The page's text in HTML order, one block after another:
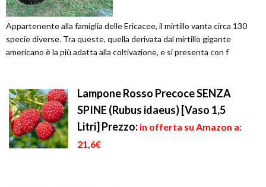
Appartenente alla famiglia delle Ericacee, il mirtillo vanta circa 130
specie diverse. Tra queste, quella derivata dal mirtillo gigante
americano è la più adatta alla coltivazione, e si presenta con f
Lampone Rosso Precoce SENZA
SPINE (Rubus idaeus) [Vaso 1,5
Litri] Prezzo: in offerta su Amazon a:
21,6€